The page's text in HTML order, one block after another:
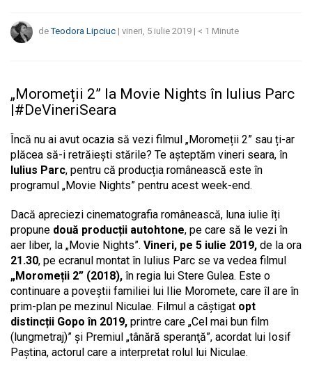
deTeodora Lipciuc | vineri, 5 iulie 2019 | < 1 Minute
„Moromeții 2” la Movie Nights în Iulius Parc
|#DeVineriSeara
Încă nu ai avut ocazia să vezi filmul „Moromeții 2” sau ți-ar
plăcea să-i retrăiești stările? Te așteptăm vineri seara, în
Iulius Parc, pentru că producția românească este în
programul „Movie Nights” pentru acest week-end.
Dacă apreciezi cinematografia românească, luna iulie îți
propune două producții autohtone, pe care să le vezi în
aer liber, la „Movie Nights”. Vineri, pe 5 iulie 2019, de la ora
21.30, pe ecranul montat în Iulius Parc se va vedea filmul
„Moromeții 2” (2018), în regia lui Stere Gulea. Este o
continuare a poveștii familiei lui Ilie Moromete, care îl are în
prim-plan pe mezinul Niculae. Filmul a câștigat opt
distincții Gopo în 2019, printre care „Cel mai bun film
(lungmetraj)” și Premiul „tânără speranţă”, acordat lui Iosif
Paștina, actorul care a interpretat rolul lui Niculae.